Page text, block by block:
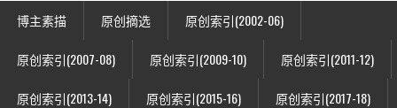
博主素描 原创摘选 原创索引(2002-06)
原创索引(2007-08) 原创索引(2009-10) 原创索引(2011-12)
原创索引(2013-14) 原创索引(2015-16) 原创索引(2017-18)